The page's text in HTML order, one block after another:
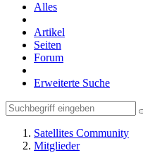
Alles
Artikel
Seiten
Forum
Erweiterte Suche
Satellites Community
Mitglieder